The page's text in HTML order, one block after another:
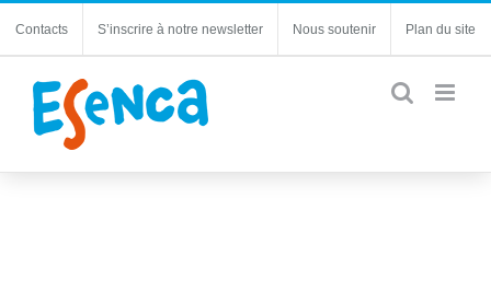
Contacts S’inscrire à notre newsletter Nous soutenir Plan du site